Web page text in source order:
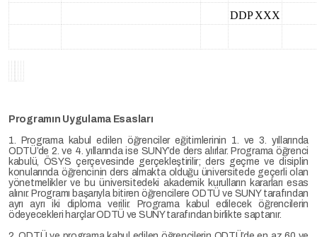
DDP XXX
Programın Uygulama Esasları
1. Programa kabul edilen öğrenciler eğitimlerinin 1. ve 3. yıllarında
ODTÜ’de 2. ve 4. yıllarında ise SUNY’de ders alırlar. Programa öğrenci
kabulü, ÖSYS çerçevesinde gerçekleştirilir; ders geçme ve disiplin
konularında öğrencinin ders almakta olduğu üniversitede geçerli olan
yönetmelikler ve bu üniversitedeki akademik kurulların kararları esas
alınır. Programı başarıyla bitiren öğrencilere ODTÜ ve SUNY tarafından
ayrı ayrı iki diploma verilir. Programa kabul edilecek öğrencilerin
ödeyecekleri harçlar ODTÜ ve SUNY tarafından birlikte saptanır.